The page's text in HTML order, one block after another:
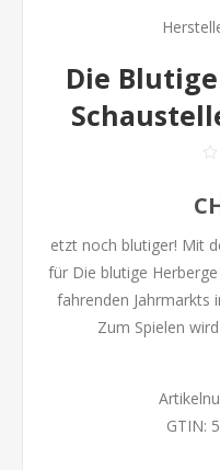
Die
etzt noch blutiger! Mit
für Die blutige
fahrenden Jahrmarkts
Zum Spielen
GTIN: